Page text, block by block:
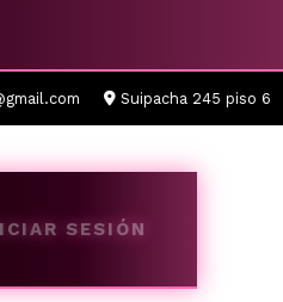
Suipacha 245 piso 6
SESIÓN